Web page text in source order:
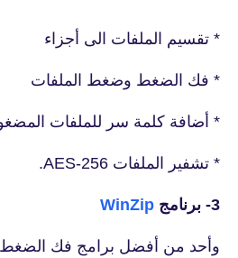
* تقسيم الملفات الى أجزاء
* فك الضغط وضغط الملفات
* أضافة كلمة سر للملفات
* تشفير الملفات AES-256.
3- برنامج WinZip
وأحد من أفضل برامج فك